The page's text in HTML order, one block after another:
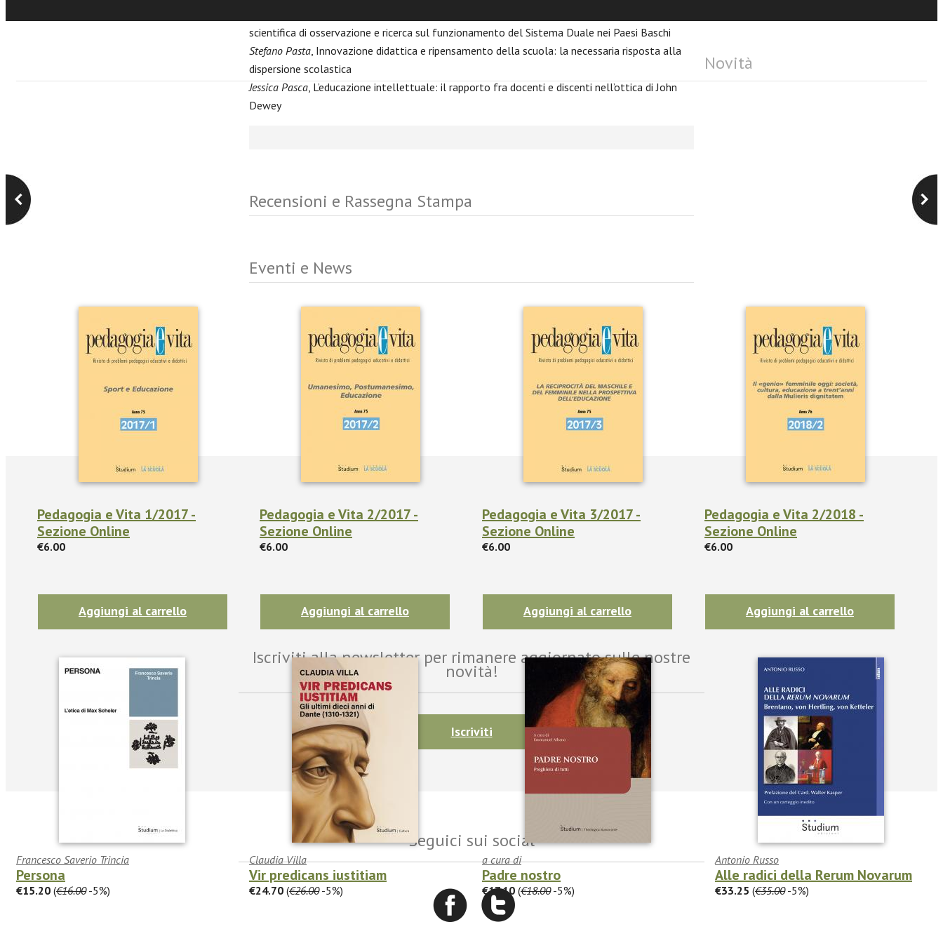
scientifica di osservazione e ricerca sul funzionamento del Sistema Duale nei Paesi Baschi
Stefano Pasta , Innovazione didattica e ripensamento della scuola: la necessaria risposta alla
dispersione scolastica
Jessica Pasca , L’educazione intellettuale: il rapporto fra docenti e discenti nell’ottica di John
Dewey
Recensioni e Rassegna Stampa
Eventi e News
Pedagogia e Vita 1/2017 -
Sezione Online
€6.00
Aggiungi al carrello
Pedagogia e Vita 2/2017 -
Sezione Online
€6.00
Aggiungi al carrello
Pedagogia e Vita 3/2017 -
Sezione Online
€6.00
Aggiungi al carrello
Pedagogia e Vita 2/2018 -
Sezione Online
€6.00
Aggiungi al carrello
Novità
Francesco Saverio Trincia
Persona
€15.20 (€16.00-5%)
Claudia Villa
Vir predicans iustitiam
€24.70 (€26.00-5%)
a cura di
Padre nostro
€17.10 (€18.00-5%)
Antonio Russo
Alle radici della Rerum Novarum
€33.25 (€35.00-5%)
Iscriviti alla newsletter per rimanere aggiornato sulle nostre
novità!
Iscriviti
Seguici sui social
facebook